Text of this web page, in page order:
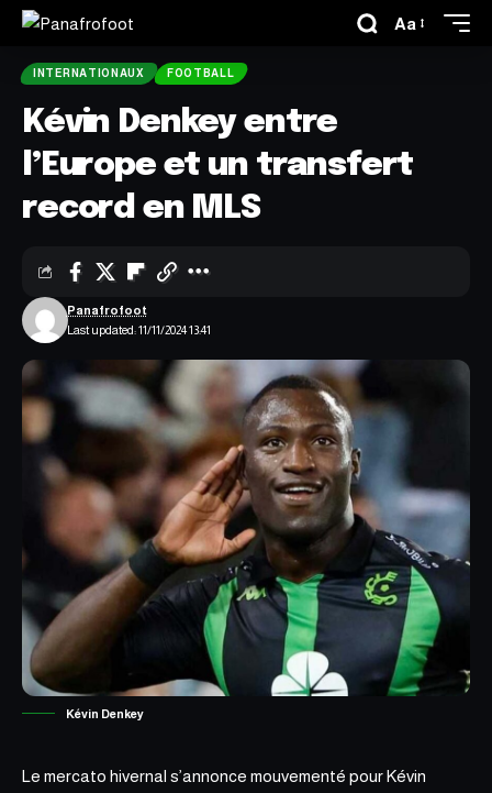
Aa
INTERNATIONAUX FOOTBALL
Kévin Denkey entre
l’Europe et un transfert
record en MLS
Last updated: 11/11/2024 13:41
Panafrofoot
Kévin Denkey
Le mercato hivernal s’annonce mouvementé pour Kévin